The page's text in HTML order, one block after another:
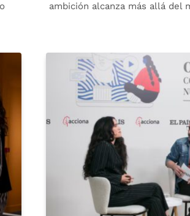
ambición alcanza más allá del